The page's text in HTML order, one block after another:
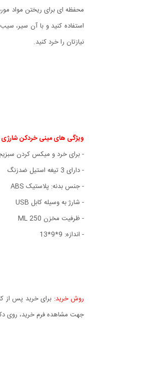
محفظه ای برای ریختن مواد
نیازتان را خرد کنید.
ویژگی های مینی خردکن شارژی 3 تیغه :
- برای خرد و میکس کردن
- دارای 3 تیغه استیل ضدزنگ
- جنس بدنه: پلاستیک ABS
- شارژ به وسیله کابل USB
- ظرفیت مخزن 250 ML
- اندازه: 9*9*13
روش خرید: برای خرید پس از
جهت مشاهده فرم خرید، روی